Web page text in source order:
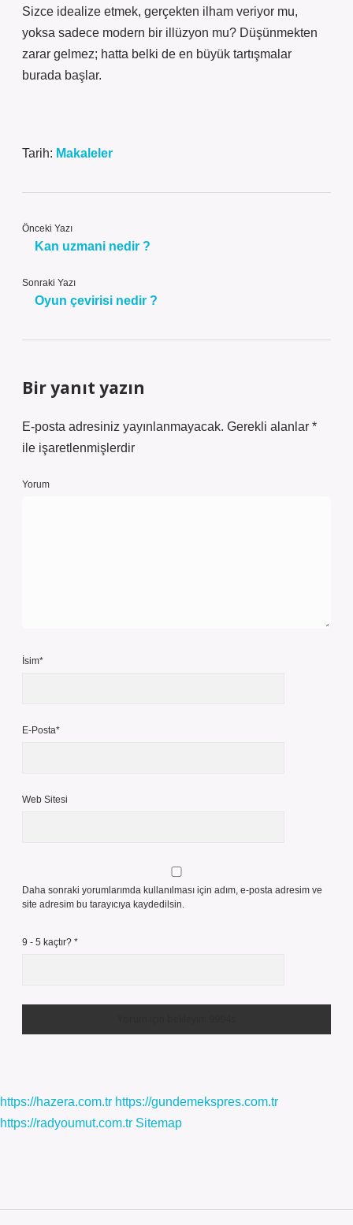
Sizce idealize etmek, gerçekten ilham veriyor mu,
yoksa sadece modern bir illüzyon mu? Düşünmekten
zarar gelmez; hatta belki de en büyük tartışmalar
burada başlar.
Tarih: Makaleler
Önceki Yazı
Kan uzmani nedir ?
Sonraki Yazı
Oyun çevirisi nedir ?
Bir yanıt yazın
E-posta adresiniz yayınlanmayacak. Gerekli alanlar *
ile işaretlenmişlerdir
Yorum
İsim*
E-Posta*
Web Sitesi
Daha sonraki yorumlarımda kullanılması için adım, e-posta adresim ve
site adresim bu tarayıcıya kaydedilsin.
9 - 5 kaçtır? *
https://hazera.com.tr https://gundemekspres.com.tr
https://radyoumut.com.tr Sitemap